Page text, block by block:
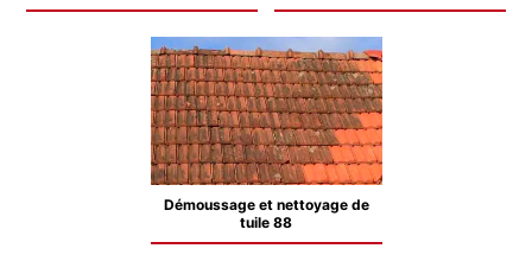
Démoussage et nettoyage de
tuile 88